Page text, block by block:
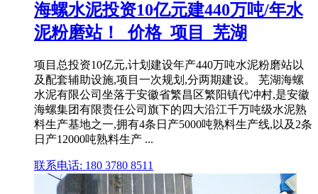
海螺水泥投资10亿元建440万吨/年水
泥粉磨站！_价格_项目_芜湖
项目总投资10亿元,计划建设年产440万吨水泥粉磨站以
及配套辅助设施,项目一次规划,分两期建设。 芜湖海螺
水泥有限公司坐落于安徽省繁昌区繁阳镇代冲村,是安徽
海螺集团有限责任公司旗下的四大沿江千万吨级水泥熟
料生产基地之一,拥有4条日产5000吨熟料生产线,以及2条
日产12000吨熟料生产 ...
联系电话: 180 3780 8511